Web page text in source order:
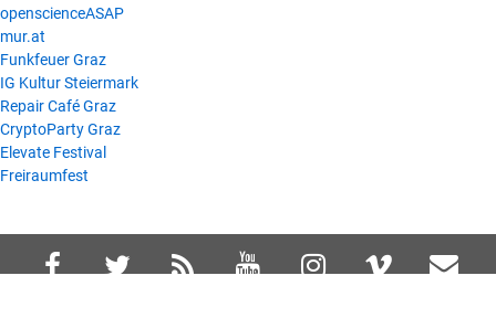
openscienceASAP
mur.at
Funkfeuer Graz
IG Kultur Steiermark
Repair Café Graz
CryptoParty Graz
Elevate Festival
Freiraumfest